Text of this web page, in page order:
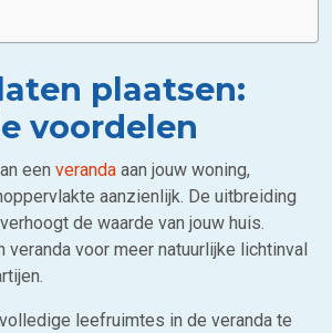
plaatsen:
voordelen
een veranda aan jouw woning,
aanzienlijk. De uitbreiding
de waarde van jouw huis.
veranda voor meer natuurlijke lichtinval
leefruimtes in de veranda te